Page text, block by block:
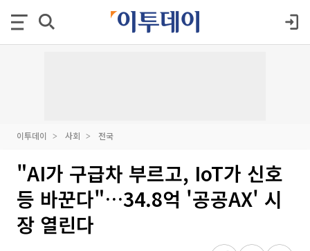
이투데이 사회 전국
"AI가 구급차 부르고, IoT가 신호
등 바꾼다"…34.8억 '공공AX' 시
장 열린다